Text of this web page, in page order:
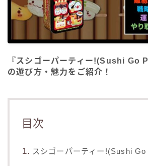
『スシゴーパーティー!(Sushi Go
の遊び方・魅力をご紹介！
目次
スシゴーパーティー!(Sushi